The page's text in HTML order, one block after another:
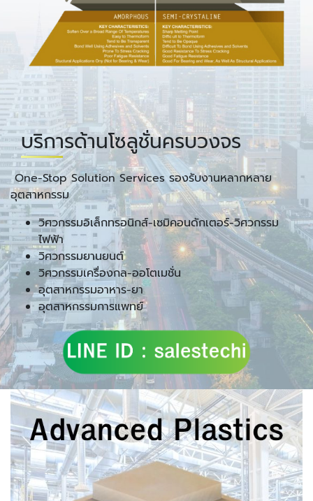
บริการด้านโซลูชั่นครบวงจร
One-Stop Solution Services รองรับงานหลากหลาย
อุตสาหกรรม
วิศวกรรมอิเล็กทรอนิกส์-เซมิคอนดักเตอร์-วิศวกรรม
ไฟฟ้า
วิศวกรรมยานยนต์
วิศวกรรมเครื่องกล-ออโตเมชั่น
อุตสาหกรรมอาหาร-ยา
อุตสาหกรรมการแพทย์